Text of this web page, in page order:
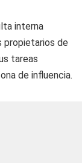
interna
propietarios de
tareas
de influencia.